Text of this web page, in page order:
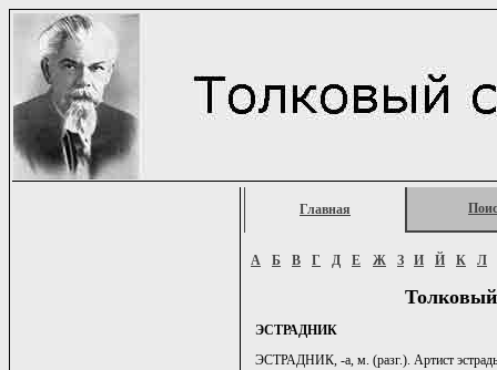
Главная
А Б В Г Д Е Ж З И Й К Л
ЭСТРАДНИК
ЭСТРАДНИК, -а, м. (разг.). Артист